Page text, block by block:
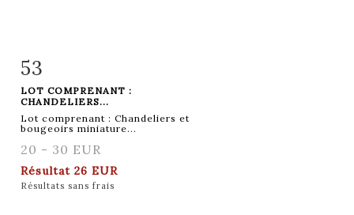
Fiche détaillée
53
LOT COMPRENANT :
CHANDELIERS...
Lot comprenant : Chandeliers et
bougeoirs miniature...
20 - 30 EUR
Résultat 26 EUR
Résultats sans frais